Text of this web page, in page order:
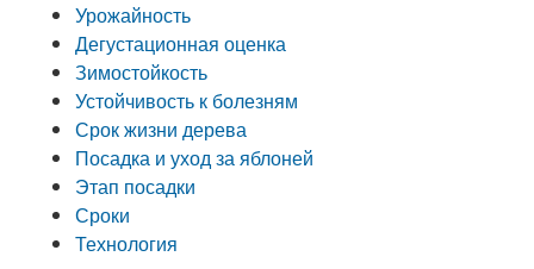
Урожайность
Дегустационная оценка
Зимостойкость
Устойчивость к болезням
Срок жизни дерева
Посадка и уход за яблоней
Этап посадки
Сроки
Технология